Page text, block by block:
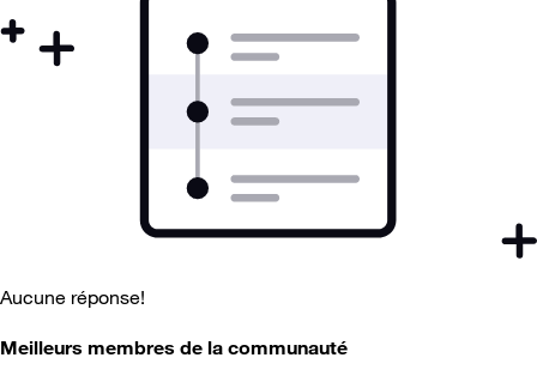
Aucune réponse!
Meilleurs membres de la communauté